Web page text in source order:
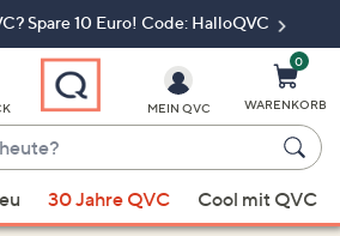
Spare 10 Euro! Code: HalloQVC
MEIN QVC
0
WARENKORB
30 Jahre QVC Cool mit QVC